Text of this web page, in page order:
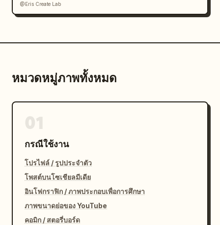
@Eris Create Lab
หมวดหมู่ภาพทั้งหมด
กรณีใช้งาน
โปรไฟล์ / รูปประจำตัว
โพสต์บนโซเชียลมีเดีย
อินโฟกราฟิก / ภาพประกอบเพื่อการศึกษา
ภาพขนาดย่อของ YouTube
คอมิก / สตอรี่บอร์ด